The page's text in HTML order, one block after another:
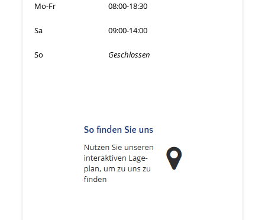
Mo-Fr 08:00-18:30
Sa 09:00-14:00
So Geschlossen